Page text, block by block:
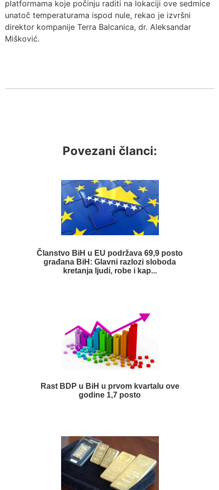
platformama koje počinju raditi na lokaciji ove sedmice
unatoč temperaturama ispod nule, rekao je izvršni
direktor kompanije Terra Balcanica, dr. Aleksandar
Mišković.
Povezani članci:
Članstvo BiH u EU podržava 69,9 posto
građana BiH: Glavni razlozi sloboda
kretanja ljudi, robe i kap...
Rast BDP u BiH u prvom kvartalu ove
godine 1,7 posto